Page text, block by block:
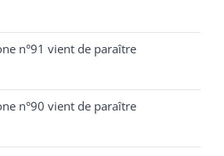
n°91 vient de paraître
n°90 vient de paraître